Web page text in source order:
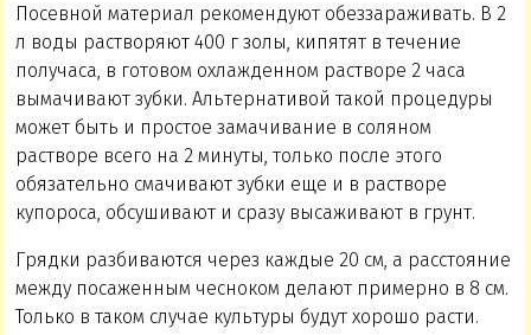
Посевной материал рекомендуют обеззараживать. В 2
л воды растворяют 400 г золы, кипятят в течение
получаса, в готовом охлажденном растворе 2 часа
вымачивают зубки. Альтернативой такой процедуры
может быть и простое замачивание в соляном
растворе всего на 2 минуты, только после этого
обязательно смачивают зубки еще и в растворе
купороса, обсушивают и сразу высаживают в грунт.
Грядки разбиваются через каждые 20 см, а расстояние
между посаженным чесноком делают примерно в 8 см.
Только в таком случае культуры будут хорошо расти.